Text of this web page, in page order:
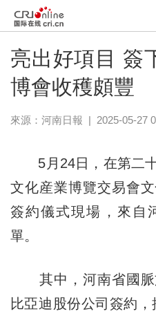
亮出好項目 簽
博會收穫頗豐
來源： 河南日報 | 2025-05-27
5月24日，在第二十
文化産業博覽交易會
簽約儀式現場，來自
單。
其中，河南省國脈
比亞迪股份公司簽約